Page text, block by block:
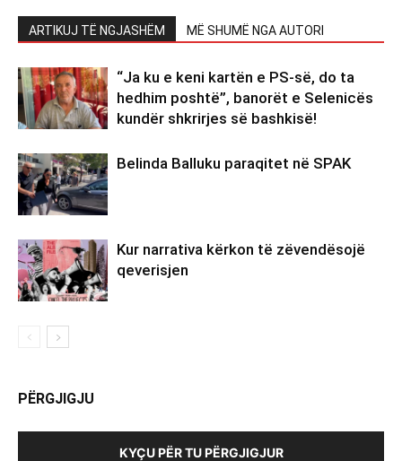
ARTIKUJ TË NGJASHËM MË SHUMË NGA AUTORI
“Ja ku e keni kartën e PS-së, do ta
hedhim poshtë”, banorët e Selenicës
kundër shkrirjes së bashkisë!
Belinda Balluku paraqitet në SPAK
Kur narrativa kërkon të zëvendësojë
qeverisjen
PËRGJIGJU
KYÇU PËR TU PËRGJIGJUR